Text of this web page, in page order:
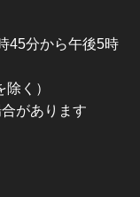
45分から午後5時
く）
があります